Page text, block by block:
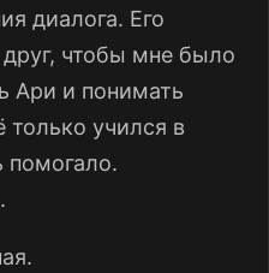
диалога. Его
чтобы мне было
Ари и понимать
только учился в
помогало.